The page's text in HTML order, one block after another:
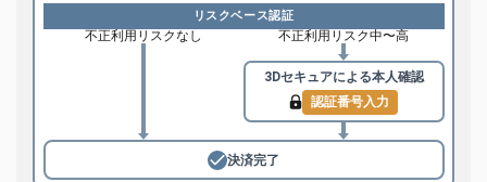
リスクベース認証
不正利用リスクなし 不正利用リスク中〜高
3Dセキュアによる本人確認
認証番号入力
決済完了